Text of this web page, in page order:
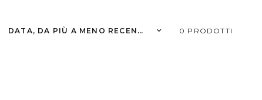
Ordina per: 0 PRODOTTI